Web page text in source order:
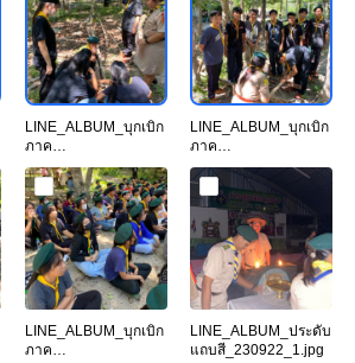
LINE_ALBUM_บุกเบิก
ภาค
ทฤษฎี_230922_18.jp
g
LINE_ALBUM_บุกเบิก
ภาค
ทฤษฎี_230922_23.jp
g
LINE_ALBUM_บุกเบิก
ภาค
LINE_ALBUM_ประดับ
แถบสี_230922_1.jpg